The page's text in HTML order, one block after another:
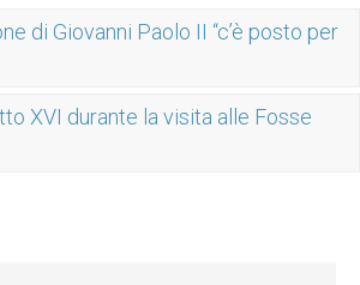
di Giovanni Paolo II “c’è posto per
XVI durante la visita alle Fosse